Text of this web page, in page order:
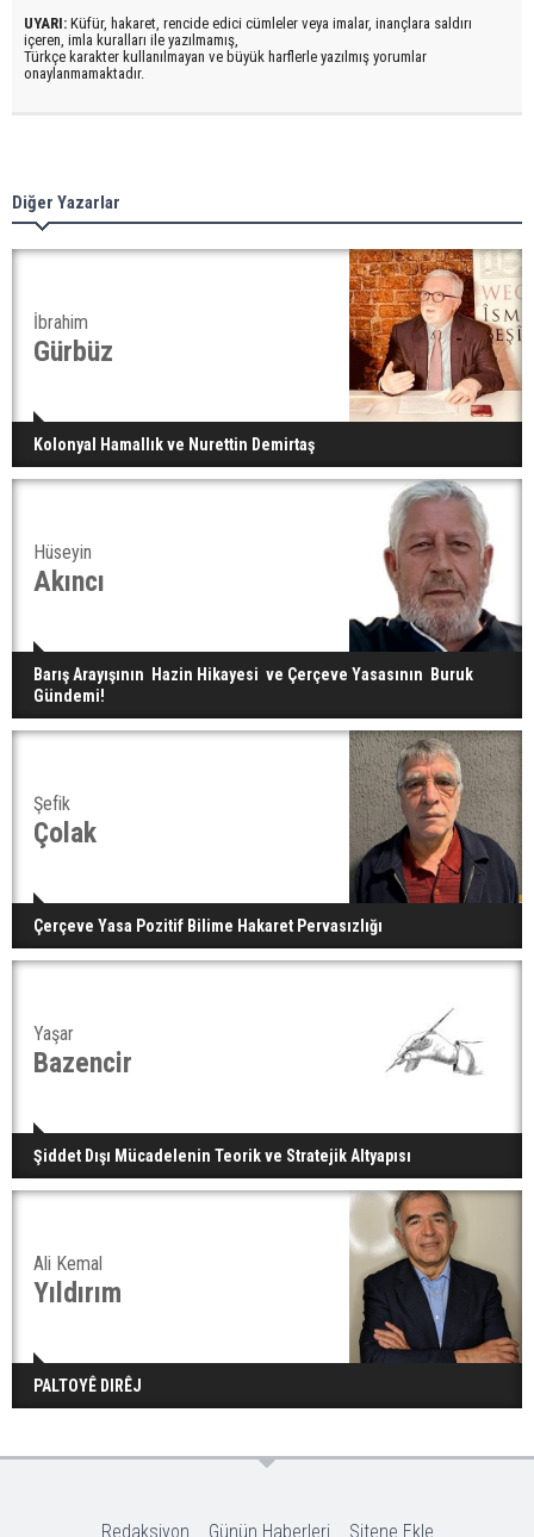
UYARI: Küfür, hakaret, rencide edici cümleler veya imalar, inançlara saldırı
içeren, imla kuralları ile yazılmamış,
Türkçe karakter kullanılmayan ve büyük harflerle yazılmış yorumlar
onaylanmamaktadır.
Diğer Yazarlar
İbrahim
Gürbüz
Kolonyal Hamallık ve Nurettin Demirtaş
Hüseyin
Akıncı
Barış Arayışının Hazin Hikayesi ve Çerçeve Yasasının Buruk
Gündemi!
Şefik
Çolak
Çerçeve Yasa Pozitif Bilime Hakaret Pervasızlığı
Yaşar
Bazencir
Şiddet Dışı Mücadelenin Teorik ve Stratejik Altyapısı
Ali Kemal
Yıldırım
PALTOYÊ DIRÊJ
Redaksiyon Günün Haberleri Sitene Ekle